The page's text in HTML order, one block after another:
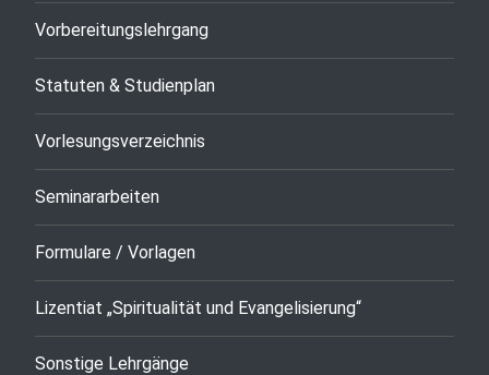
Vorbereitungslehrgang
Statuten & Studienplan
Vorlesungsverzeichnis
Seminararbeiten
Formulare / Vorlagen
Lizentiat „Spiritualität und Evangelisierung“
Sonstige Lehrgänge